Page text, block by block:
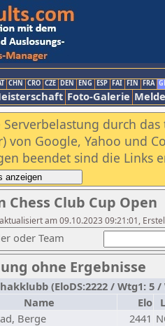
CHN CRO CZE DEN ENG ESP FAI FIN FRA
Foto-Galerie
durch
von Google, Yahoo und
beendet sind die Links
Chess Club Cup Open
am 09.10.2023 09:21:01,
oder Team
ohne Ergebnisse
(EloDS:2222 / Wtg1: 5
Name Elo
Berge 2441